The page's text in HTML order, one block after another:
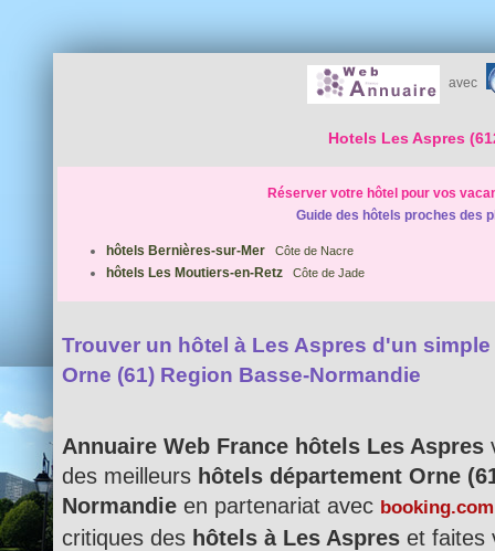
avec
Hotels Les Aspres
Réserver votre hôtel pour vos
Guide des hôtels proches des
hôtels Bernières-sur-Mer Côte de Nacre
hôtels Les Moutiers-en-Retz Côte de Jade
Trouver un hôtel à Les Aspres d'un
Orne (61) Region Basse-Normandie
Annuaire Web France hôtels Les Aspres
des meilleurs hôtels département Orne
Normandie en partenariat avec booking.com
critiques des hôtels à Les Aspres et faites